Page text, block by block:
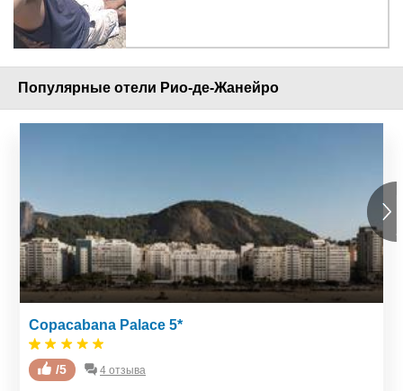
Популярные отели Рио-де-Жанейро
Copacabana Palace 5*
/5 4 отзыва